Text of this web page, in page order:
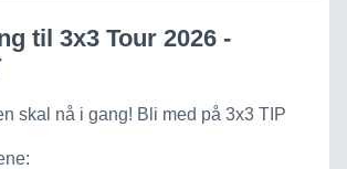
til 3x3 Tour 2026 -
skal nå i gang! Bli med på 3x3 TIP